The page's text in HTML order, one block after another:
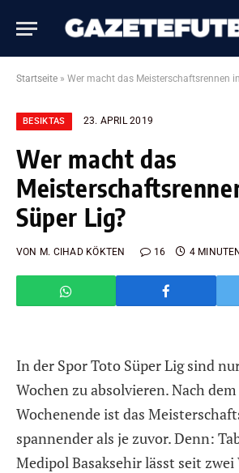
Startseite » Wer macht das Meisterschaftsrennen
BESIKTAS 23. APRIL 2019
Wer macht das
Süper Lig?
VON M. CIHAD KÖKTEN 16 4
In der Spor Toto Süper Lig sind
Wochen zu absolvieren. Nach
Wochenende ist das
spannender als je zuvor. Denn:
Medipol Basaksehir lässt seit